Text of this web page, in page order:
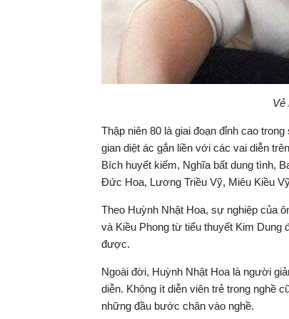
Vẻ
Thập niên 80 là giai đoạn đỉnh cao
gian diệt ác gắn liền với các vai diễn
Bích huyết kiếm, Nghĩa bất dung tình,
Đức Hoa, Lương Triều Vỹ, Miêu Kiều
Theo Huỳnh Nhật Hoa, sự nghiệp của
và Kiều Phong từ tiểu thuyết Kim Dung
được.
Ngoài đời, Huỳnh Nhật Hoa là người
diễn. Không ít diễn viên trẻ trong nghề
những đầu bước chân vào nghề.